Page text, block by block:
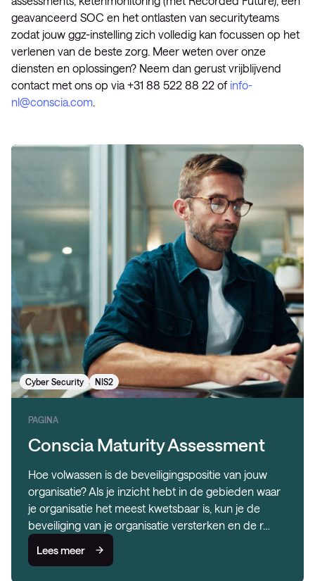
geavanceerd SOC en het ontlasten van securityteams
zodat jouw ggz-instelling zich volledig kan focussen op het
verlenen van de beste zorg. Meer weten over onze
diensten en oplossingen? Neem dan gerust vrijblijvend
contact met ons op via +31 88 522 88 22 of info-
nl@conscia.com.
Cyber Security NIS2
PAGINA
Conscia Maturity Assessment
Hoe volwassen is de beveiligingspositie van jouw
organisatie? Als je inzicht hebt in de gebieden waar
je organisatie het meest kwetsbaar is, kun je de
beveiliging van je organisatie versterken en de r…
Lees meer